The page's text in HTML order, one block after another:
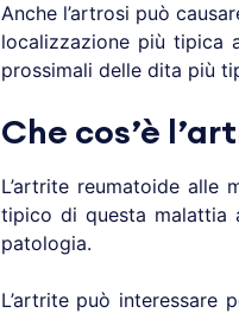
Anche l’artrosi può
localizzazione più tipica
prossimali delle dita più
Che cos’è
L’artrite reumatoide
tipico di questa malattia
patologia.
L’artrite può